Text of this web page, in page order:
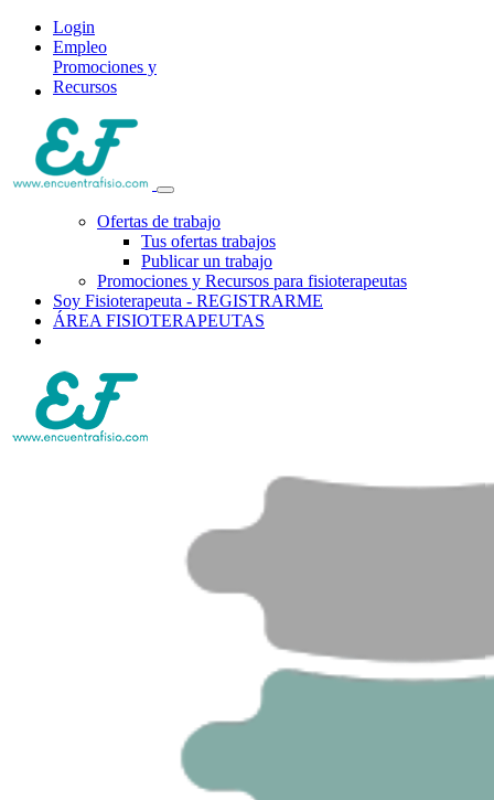
Login
Empleo
Promociones y
Recursos
Ofertas de trabajo
Tus ofertas trabajos
Publicar un trabajo
Promociones y Recursos para fisioterapeutas
Soy Fisioterapeuta - REGISTRARME
ÁREA FISIOTERAPEUTAS